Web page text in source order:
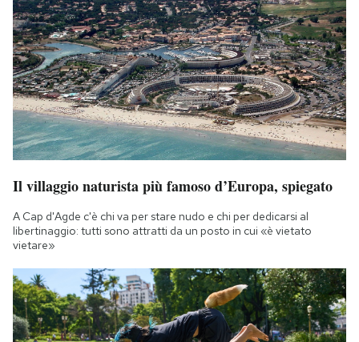
Area Personale
Newsletter
Notifiche mobile
Regala il Post
Hai bisogno di aiuto?
Esci
Il villaggio naturista più famoso d’Europa, spiegato
A Cap d'Agde c'è chi va per stare nudo e chi per dedicarsi al
libertinaggio: tutti sono attratti da un posto in cui «è vietato
vietare»